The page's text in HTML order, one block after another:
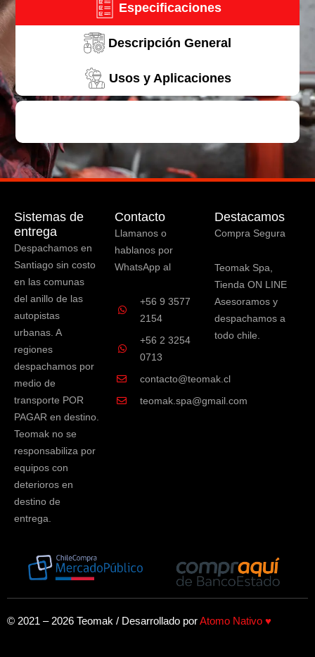
Especificaciones
Descripción General
Usos y Aplicaciones
Sistemas de
entrega
Despachamos en
Santiago sin costo
en las comunas
del anillo de las
autopistas
urbanas. A
regiones
despachamos por
medio de
transporte POR
PAGAR en destino.
Teomak no se
responsabiliza por
equipos con
deterioros en
destino de
entrega.
Contacto
Llamanos o
hablanos por
WhatsApp al
+56 9 3577
2154
+56 2 3254
0713
contacto@teomak.cl
teomak.spa@gmail.com
Destacamos
Compra Segura
Teomak Spa,
Tienda ON LINE
Asesoramos y
despachamos a
todo chile.
© 2021 – 2026 Teomak / Desarrollado porAtomo Nativo ♥